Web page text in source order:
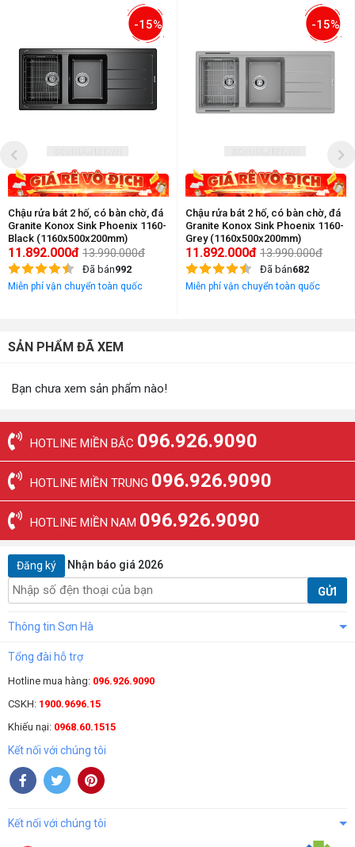
-15%
Chậu rửa bát 2 hố, có bàn chờ, đá
Granite Konox Sink Phoenix 1160-
Black (1160x500x200mm)
11.892.000đ 13.990.000đ
Đã bán992
Miễn phí vận chuyển toàn quốc
-15%
Chậu rửa bát 2 hố, có bàn chờ, đá
Granite Konox Sink Phoenix 1160-
Grey (1160x500x200mm)
11.892.000đ 13.990.000đ
Đã bán682
Miễn phí vận chuyển toàn quốc
SẢN PHẨM ĐÃ XEM
Bạn chưa xem sản phẩm nào!
HOTLINE MIỀN BẮC 096.926.9090
HOTLINE MIỀN TRUNG 096.926.9090
HOTLINE MIỀN NAM 096.926.9090
Đăng ký Nhận báo giá 2026
GỬI
Thông tin Sơn Hà
Tổng đài hỗ trợ
Hotline mua hàng: 096.926.9090
CSKH: 1900.9696.15
Khiếu nại: 0968.60.1515
Kết nối với chúng tôi
Kết nối với chúng tôi